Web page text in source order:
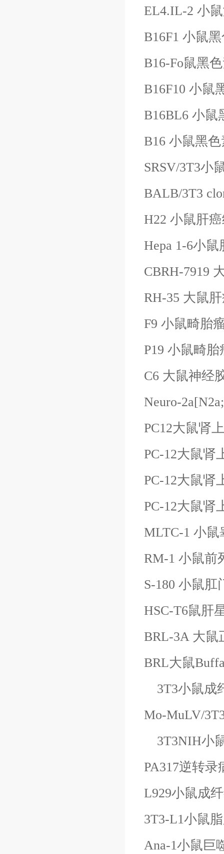
EL4.IL-2 小
B16F1 小鼠
B16-Fo鼠黑
B16F10 小鼠
B16BL6 小鼠
B16 小鼠黑
SRSV/3T3小
BALB/3T3
H22 小鼠肝
Hepa 1-6小
CBRH-7919
RH-35 大鼠
F9 小鼠畸胎
P19 小鼠畸胎
C6 大鼠神经
Neuro-
PC12大鼠肾
PC-12大鼠肾
PC-12大鼠肾
PC-12大鼠肾
MLTC-1 小
RM-1 小鼠前
S-180 小鼠肛
HSC-T6鼠肝
BRL-3A 大鼠
BRL大鼠
3T3小鼠成
Mo-MuLV/
3T3NIH小
PA317逆转录
L929小鼠成
3T3-L1小鼠
Ana-1小鼠巨